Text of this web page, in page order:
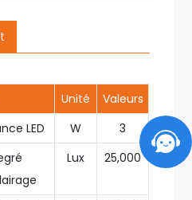
Unité
Valeurs
LED W
3
Lux 25,000